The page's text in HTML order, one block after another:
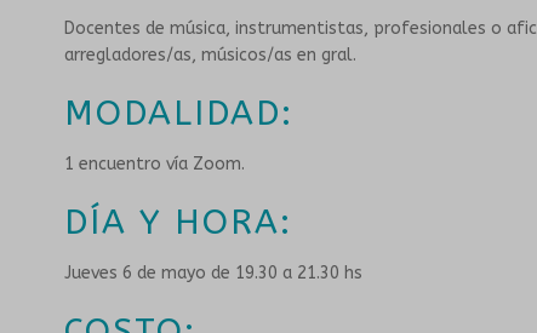
Docentes de música, instrumentistas, profesionales o
arregladores/as, músicos/as en gral.
MODALIDAD:
1 encuentro vía Zoom.
DÍA Y HORA:
Jueves 6 de mayo de 19.30 a 21.30 hs